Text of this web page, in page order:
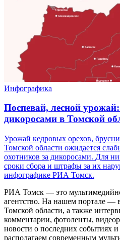
Инфографика
Поспевай, лесной
дикоросами в Томской
Урожай кедровых орехов,
Томской области ожидается
охотников за дикоросами. Для
сроки сбора и штрафы за их
инфографике РИА Томск.
РИА Томск — это
агентство. На нашем портале —
Томской области, а также
комментарии, фотоленты,
новости о последних событиях
располагаем современным